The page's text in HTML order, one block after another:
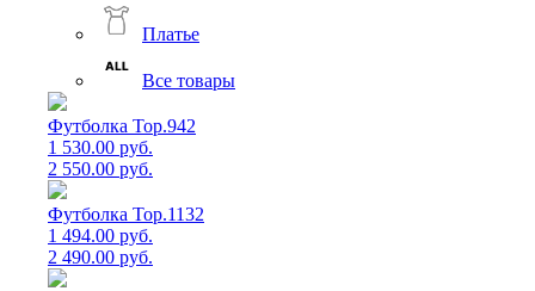
Платье
Все товары
Футболка Top.942
1 530.00 руб.
2 550.00 руб.
Футболка Top.1132
1 494.00 руб.
2 490.00 руб.